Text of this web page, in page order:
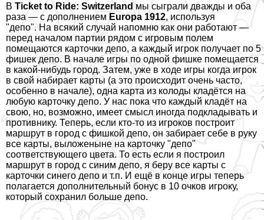
В Ticket to Ride: Switzerland мы сыграли дважды и оба
раза — с дополнением Europa 1912, используя
"депо". На всякий случай напомню как они работают —
перед началом партии рядом с игровым полем
помещаются карточки депо, а каждый игрок получает по 5
фишек депо. В начале игры по одной фишке помещается
в какой-нибудь город. Затем, уже в ходе игры когда игрок
в свой набирает карты (а это происходит очень часто,
особенно в начале), одна карта из колоды кладётся на
любую карточку депо. У нас пока что каждый кладёт на
свою, но, возможно, имеет смысл иногда подкладывать и
противнику. Теперь, если кто-то из игроков построит
маршрут в город с фишкой депо, он забирает себе в руку
все карты, выложеныне на карточку "депо"
соответствующего цвета. То есть если я построил
маршрут в город с синим депо, я беру все карты с
карточки синего депо и т.п. И ещё в конце игры теперь
полагается дополнительный бонус в 10 очков игроку,
который сохранил больше депо.